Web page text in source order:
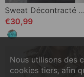
Sweat Décontracté Manches Longues Imprimé Col Rond
€30,99
Nous utilisons des
cookies tiers, afin